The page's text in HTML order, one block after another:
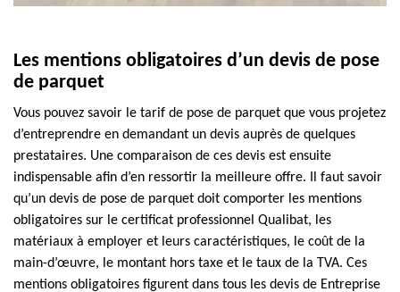
Les mentions obligatoires d’un devis de pose
de parquet
Vous pouvez savoir le tarif de pose de parquet que vous projetez
d’entreprendre en demandant un devis auprès de quelques
prestataires. Une comparaison de ces devis est ensuite
indispensable afin d’en ressortir la meilleure offre. Il faut savoir
qu’un devis de pose de parquet doit comporter les mentions
obligatoires sur le certificat professionnel Qualibat, les
matériaux à employer et leurs caractéristiques, le coût de la
main-d’œuvre, le montant hors taxe et le taux de la TVA. Ces
mentions obligatoires figurent dans tous les devis de Entreprise